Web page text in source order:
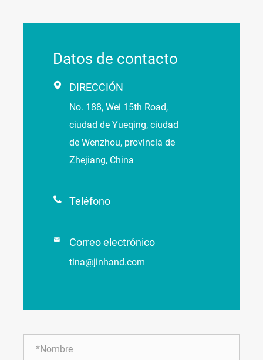
Datos de contacto
 DIRECCIÓN
No. 188, Wei 15th Road,
ciudad de Yueqing, ciudad
de Wenzhou, provincia de
Zhejiang, China
 Teléfono
 Correo electrónico
tina@jinhand.com